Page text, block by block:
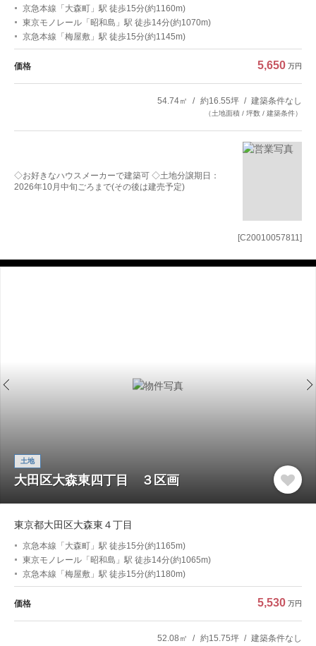
[C20010057811]
京急本線「大森町」駅 徒歩15分(約1160m)
東京モノレール「昭和島」駅 徒歩14分(約1070m)
京急本線「梅屋敷」駅 徒歩15分(約1145m)
価格 5,650 万円
54.74㎡ 約16.55坪 建築条件なし
（土地面積 / 坪数 / 建築条件）
◇お好きなハウスメーカーで建築可 ◇土地分譲期日：
2026年10月中旬ごろまで(その後は建売予定)
土地
大田区大森東四丁目 ３区画
東京都大田区大森東４丁目
京急本線「大森町」駅 徒歩15分(約1165m)
東京モノレール「昭和島」駅 徒歩14分(約1065m)
京急本線「梅屋敷」駅 徒歩15分(約1180m)
価格 5,530 万円
52.08㎡ 約15.75坪 建築条件なし